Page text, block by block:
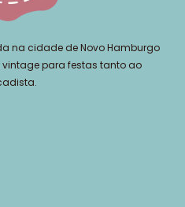
na cidade de Novo Hamburgo
para festas tanto ao